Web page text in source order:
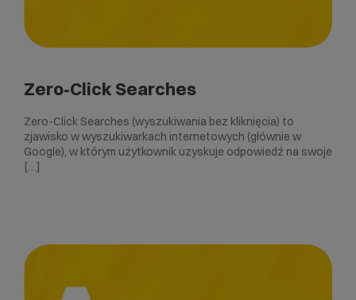
Zero-Click Searches
Zero-Click Searches (wyszukiwania bez kliknięcia) to
zjawisko w wyszukiwarkach internetowych (głównie w
Google), w którym użytkownik uzyskuje odpowiedź na swoje
[…]